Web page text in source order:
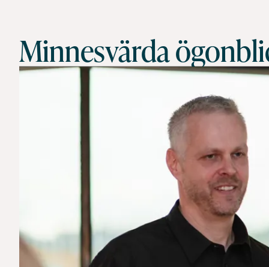
Minnesvärda